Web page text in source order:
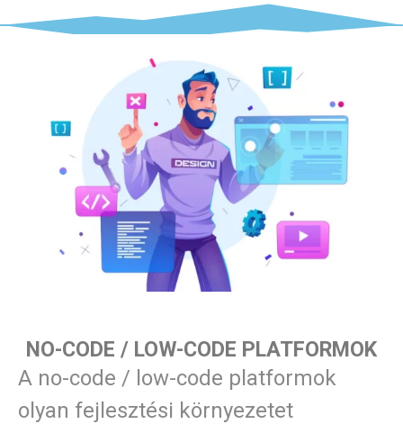
NO-CODE / LOW-CODE PLATFORMOK
A no-code / low-code platformok
olyan fejlesztési környezetet